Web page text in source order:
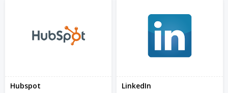
Hubspot LinkedIn